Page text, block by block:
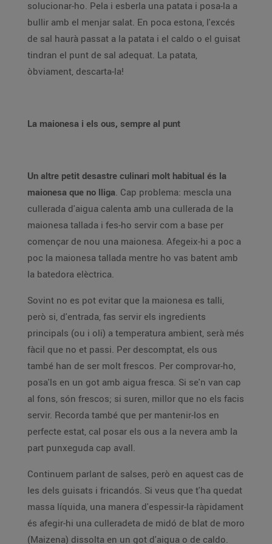
solucionar-ho. Pela i esberla una patata i posa-la a
bullir amb el menjar salat. En poca estona, l'excés
de sal haurà passat a la patata i el caldo o el guisat
tindran el punt de sal adequat. La patata,
òbviament, descarta-la!
La maionesa i els ous, sempre al punt
Un altre petit desastre culinari molt habitual és la
maionesa que no lliga. Cap problema: mescla una
cullerada d'aigua calenta amb una cullerada de la
maionesa tallada i fes-ho servir com a base per
començar de nou una maionesa. Afegeix-hi a poc a
poc la maionesa tallada mentre ho vas batent amb
la batedora elèctrica.
Sovint no es pot evitar que la maionesa es talli,
però si, d'entrada, fas servir els ingredients
principals (ou i oli) a temperatura ambient, serà més
fàcil que no et passi. Per descomptat, els ous
també han de ser molt frescos. Per comprovar-ho,
posa'ls en un got amb aigua fresca. Si se'n van cap
al fons, són frescos; si suren, millor que no els facis
servir. Recorda també que per mantenir-los en
perfecte estat, cal posar els ous a la nevera amb la
part punxeguda cap avall.
Continuem parlant de salses, però en aquest cas de
les dels guisats i fricandós. Si veus que t'ha quedat
massa líquida, una manera d'espessir-la ràpidament
és afegir-hi una culleradeta de midó de blat de moro
(Maizena) dissolta en un got d'aigua o de caldo.